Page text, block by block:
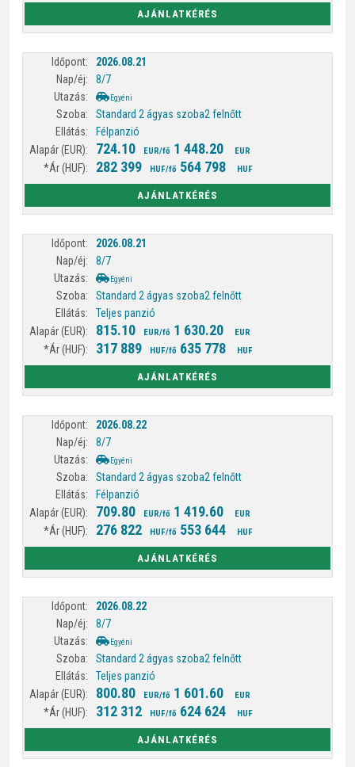
AJÁNLATKÉRÉS
2026.08.21
8/7
Egyéni
Standard 2 ágyas szoba2 felnőtt
Félpanzió
724.10 EUR/fő 1 448.20 EUR
282 399 HUF/fő 564 798 HUF
AJÁNLATKÉRÉS
2026.08.21
8/7
Egyéni
Standard 2 ágyas szoba2 felnőtt
Teljes panzió
815.10 EUR/fő 1 630.20 EUR
317 889 HUF/fő 635 778 HUF
AJÁNLATKÉRÉS
2026.08.22
8/7
Egyéni
Standard 2 ágyas szoba2 felnőtt
Félpanzió
709.80 EUR/fő 1 419.60 EUR
276 822 HUF/fő 553 644 HUF
AJÁNLATKÉRÉS
2026.08.22
8/7
Egyéni
Standard 2 ágyas szoba2 felnőtt
Teljes panzió
800.80 EUR/fő 1 601.60 EUR
312 312 HUF/fő 624 624 HUF
AJÁNLATKÉRÉS